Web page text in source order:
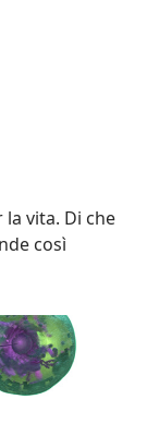
vita. Di che
così